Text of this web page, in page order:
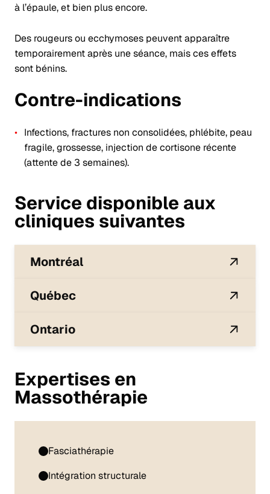
à l’épaule, et bien plus encore.
Des rougeurs ou ecchymoses peuvent apparaître
temporairement après une séance, mais ces effets
sont bénins.
Contre-indications
Infections, fractures non consolidées, phlébite, peau
fragile, grossesse, injection de cortisone récente
(attente de 3 semaines).
Service disponible aux
cliniques suivantes
Montréal
Québec
Ontario
Expertises en
Massothérapie
Fasciathérapie
Intégration structurale